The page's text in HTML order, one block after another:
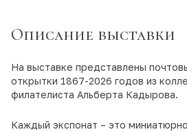
Описание выставки
На выставке представлены
открытки 1867-2026 годов из
филателиста Альберта Кадырова.
Каждый экспонат – это